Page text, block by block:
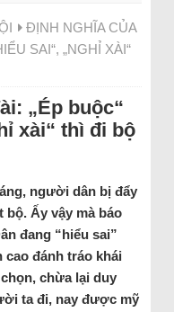
ĐỊNH NGHĨA CỦA
SAI“, „NGHỈ XÀI“
„Ép buộc“
xài“ thì đi bộ
người dân bị đẩy
bộ. Ấy vậy mà báo
đang “hiểu sai”
đánh tráo khái
chừa lại duy
ta đi, nay được mỹ